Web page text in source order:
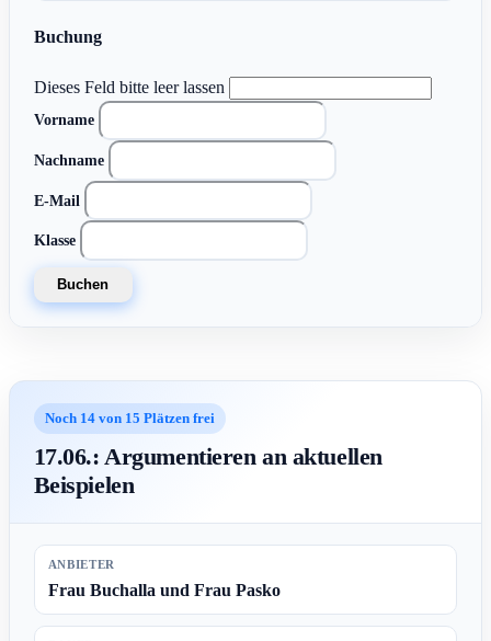
Buchung
Dieses Feld bitte leer lassen
Vorname
Nachname
E-Mail
Klasse
Buchen
Noch 14 von 15 Plätzen frei
17.06.: Argumentieren an aktuellen
Beispielen
ANBIETER
Frau Buchalla und Frau Pasko